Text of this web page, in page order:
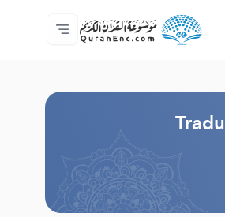
Home
Indice traduzioni
Audio
Servizi per
Sul progetto
Contattaci
Lingua